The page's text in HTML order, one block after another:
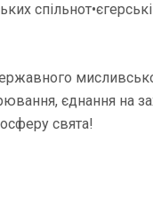
спільнот•єгерські
єднання на
свята!